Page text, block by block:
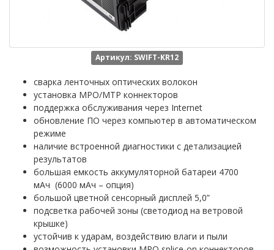
Артикул: SWIFT-KR12
сварка ленточных оптических волокон
установка MPO/MTP коннекторов
поддержка обслуживания через Internet
обновление ПО через компьютер в автоматическом
режиме
наличие встроенной диагностики с детализацией
результатов
большая емкость аккумуляторной батареи 4700
мАч (6000 мАч – опция)
большой цветной сенсорный дисплей 5,0”
подсветка рабочей зоны (светодиод на ветровой
крышке)
устойчив к ударам, воздействию влаги и пыли